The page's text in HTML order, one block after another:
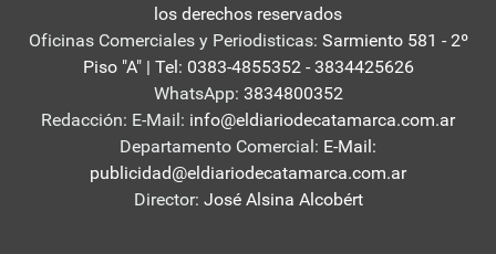
los derechos reservados
Oficinas Comerciales y Periodisticas: Sarmiento 581 - 2º
Piso "A" | Tel: 0383-4855352 - 3834425626
WhatsApp: 3834800352
Redacción: E-Mail: info@eldiariodecatamarca.com.ar
Departamento Comercial: E-Mail:
publicidad@eldiariodecatamarca.com.ar
Director: José Alsina Alcobért